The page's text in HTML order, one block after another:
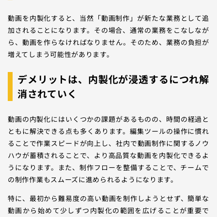
動画を内製化すると、当然「動画制作」が新たな業務として追
加されることになります。その場合、通常の業務をこなしなが
ら、動画を作らなければなりません。そのため、業務の負担が
増えてしまう可能性があります。
デメリットは、内製化が浸透するにつれ解
消されていく
動画の内製化にはいくつかの課題があるものの、時間の経過と
ともに解決できる点も多くあります。編集ツールの操作に慣れ
ることで作業スピードが向上し、社内で動画制作に関するノウ
ハウが蓄積されることで、より高品質な動画を内製化できるよ
うになります。また、制作フローを整備することで、チームで
の制作作業もスムーズに進められるようになります。
特に、最初から難易度の高い動画を制作しようとせず、簡単な
動画から始めて少しずつ内製化の範囲を広げることが重要で